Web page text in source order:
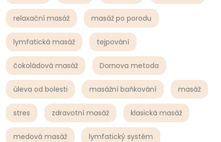
relaxační masáž masáž po porodu
lymfatická masáž tejpování
čokoládová masáž Dornova metoda
úleva od bolesti masážní baňkování masáž
stres zdravotní masáž klasická masáž
medová masáž lymfatický systém